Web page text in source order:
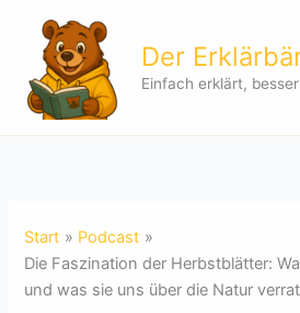
springen
Der
Einfach erklärt,
Start
Podcast
Die Faszination der Herbstblätter:
und was sie uns über die Natur